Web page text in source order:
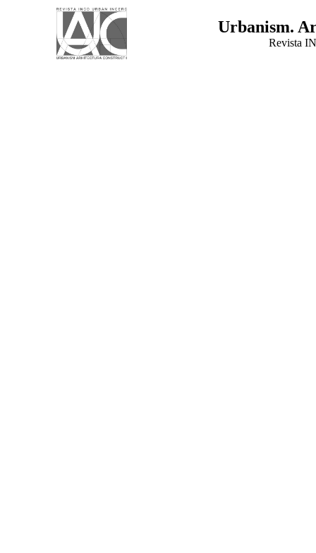
Urbanism.
Revista